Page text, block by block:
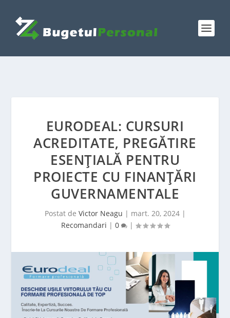
EURODEAL: CURSURI
ACREDITATE, PREGĂTIRE
ESENȚIALĂ PENTRU
PROIECTE CU FINANȚĂRI
GUVERNAMENTALE
Postat de Victor Neagu | mart. 20, 2024|
Recomandari | 0 |